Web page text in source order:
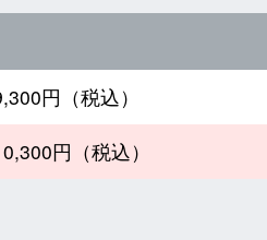
円（税込）
円（税込）